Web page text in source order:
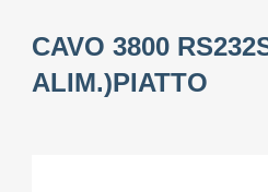
CAVO 3800
ALIM.)PIATTO